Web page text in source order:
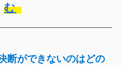
む
断ができないのはどの